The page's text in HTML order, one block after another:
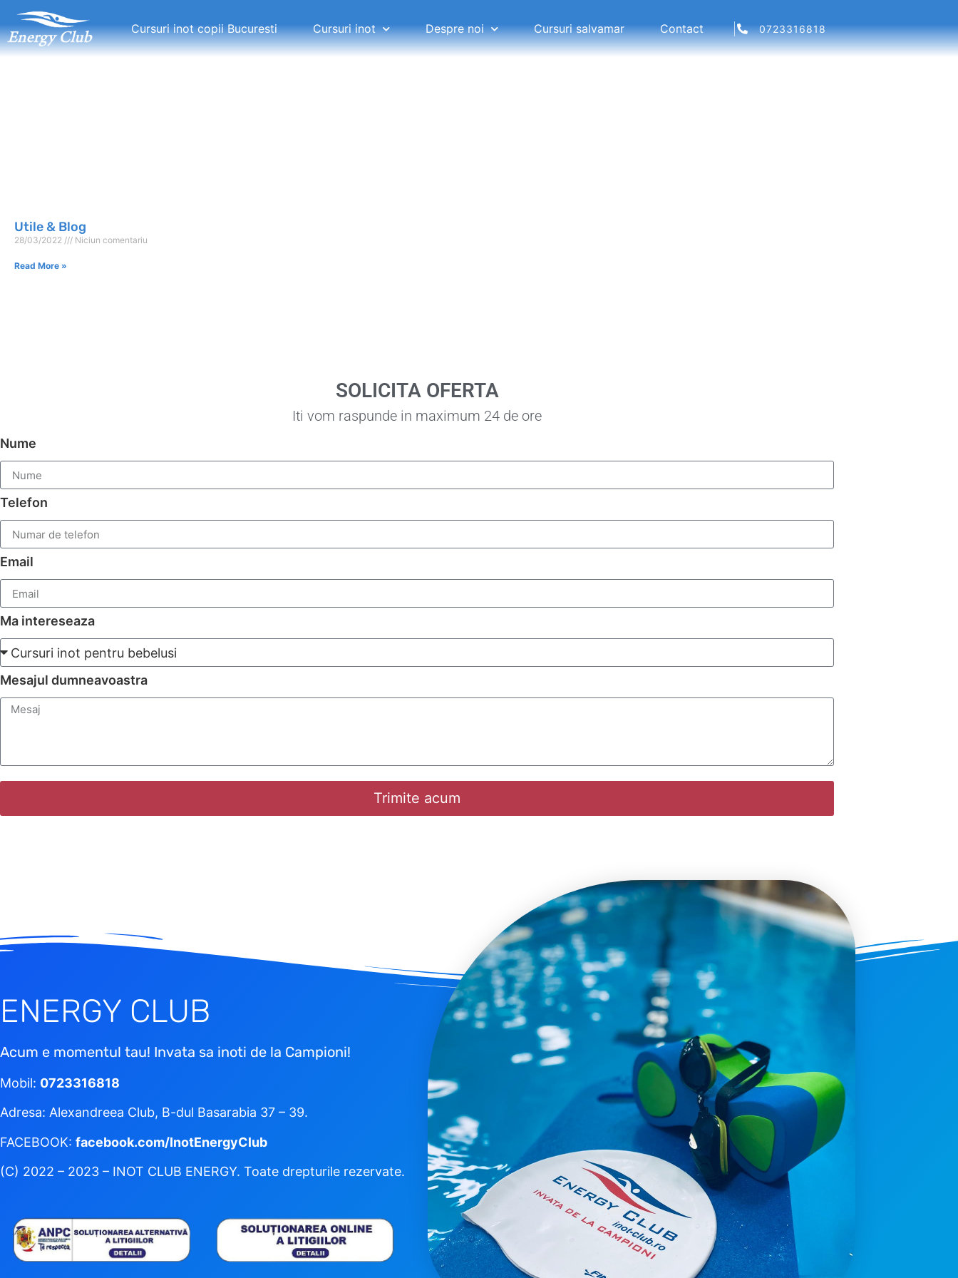
Cursuri inot copii Bucuresti Cursuri inot Despre noi Cursuri salvamar Contact 0723316818
Utile & Blog
28/03/2022 Niciun comentariu
Read More »
SOLICITA OFERTA
Iti vom raspunde in maximum 24 de ore
Nume
Telefon
Email
Ma intereseaza
Mesajul dumneavoastra
Trimite acum
ENERGY CLUB
Acum e momentul tau! Invata sa inoti de la Campioni!
Mobil: 0723316818
Adresa: Alexandreea Club, B-dul Basarabia 37 – 39.
FACEBOOK: facebook.com/InotEnergyClub
(C) 2022 – 2023 – INOT CLUB ENERGY. Toate drepturile rezervate.